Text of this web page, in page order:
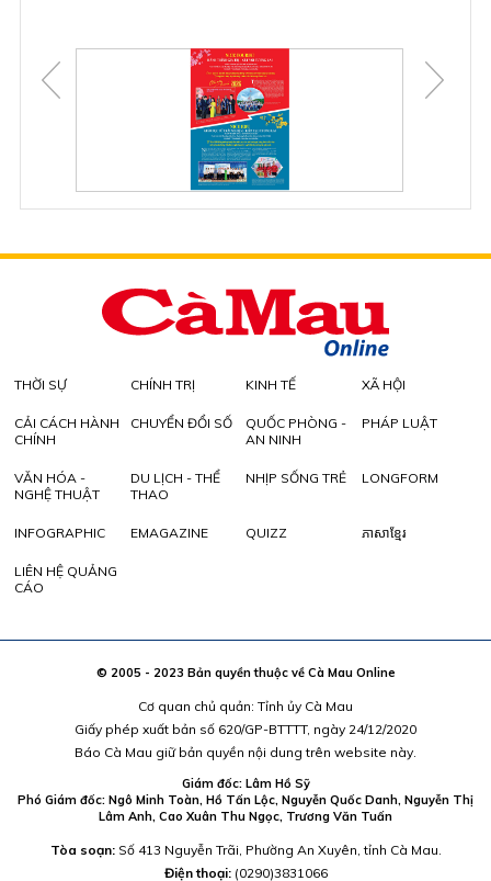
THỜI SỰ CHÍNH TRỊ KINH TẾ XÃ HỘI
CẢI CÁCH HÀNH
CHÍNH
CHUYỂN ĐỔI SỐ
QUỐC PHÒNG -
AN NINH
PHÁP LUẬT
VĂN HÓA -
NGHỆ THUẬT
DU LỊCH - THỂ
THAO
NHỊP SỐNG TRẺ LONGFORM
INFOGRAPHIC EMAGAZINE QUIZZ ភាសាខ្មែរ
LIÊN HỆ QUẢNG
CÁO
© 2005 - 2023 Bản quyền thuộc về Cà Mau Online
Cơ quan chủ quản: Tỉnh ủy Cà Mau
Giấy phép xuất bản số 620/GP-BTTTT, ngày 24/12/2020
Báo Cà Mau giữ bản quyền nội dung trên website này.
Giám đốc: Lâm Hồ Sỹ
Phó Giám đốc: Ngô Minh Toàn, Hồ Tấn Lộc, Nguyễn Quốc Danh, Nguyễn Thị
Lâm Anh, Cao Xuân Thu Ngọc, Trương Văn Tuấn
Tòa soạn:Số 413 Nguyễn Trãi, Phường An Xuyên, tỉnh Cà Mau.
Điện thoại: (0290)3831066